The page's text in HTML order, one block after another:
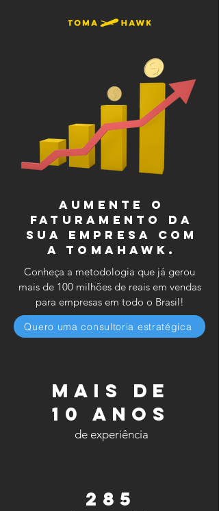
Aumente o
faturamento da
sua empresa com
a Tomahawk.
Conheça a metodologia que já gerou
mais de 100 milhões de reais em vendas
para empresas em todo o Brasil!
Quero uma consultoria estratégica
Mais de
10 anos
de experiência
285